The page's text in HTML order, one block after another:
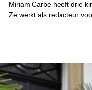
Miriam Carbe heeft drie
Ze werkt als redacteur